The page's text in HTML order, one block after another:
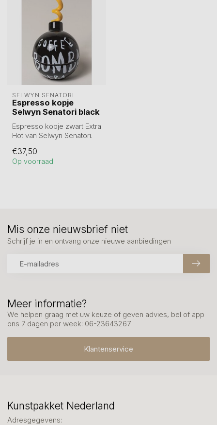
SELWYN SENATORI
Espresso kopje
Selwyn Senatori black
Espresso kopje zwart Extra
Hot van Selwyn Senatori.
€37,50
Op voorraad
Meer informatie?
We helpen graag met uw keuze of geven advies, bel of app
ons 7 dagen per week: 06-23643267
Klantenservice
Mis onze nieuwsbrief niet
Schrijf je in en ontvang onze nieuwe aanbiedingen
Kunstpakket Nederland
Adresgegevens: